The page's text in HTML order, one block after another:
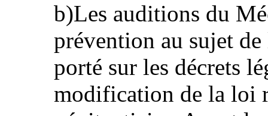
b)Les auditions du
prévention au sujet
porté sur les décrets
modification de la loi